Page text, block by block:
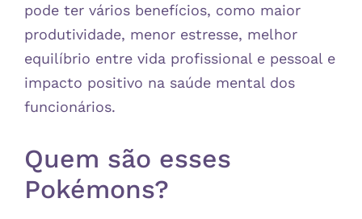
pode ter vários benefícios, como maior
produtividade, menor estresse, melhor
equilíbrio entre vida profissional e pessoal e
impacto positivo na saúde mental dos
funcionários.
Quem são esses
Pokémons?